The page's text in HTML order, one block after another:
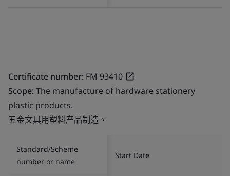
Certificate number: FM 93410
Scope:The manufacture of hardware stationery
plastic products.
五金文具用塑料产品制造。
Standard/Scheme
number or name
Start Date